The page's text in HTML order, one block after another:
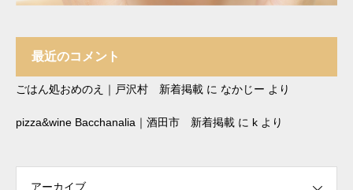
最近のコメント
ごはん処おめのえ｜戸沢村 新着掲載 に なかじー より
pizza&wine Bacchanalia｜酒田市 新着掲載 に k より
アーカイブ